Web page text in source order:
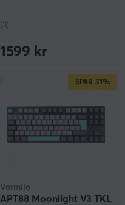
(3)
1599 kr
SPAR 31%
Varmilo
APT88 Moonlight V3 TKL